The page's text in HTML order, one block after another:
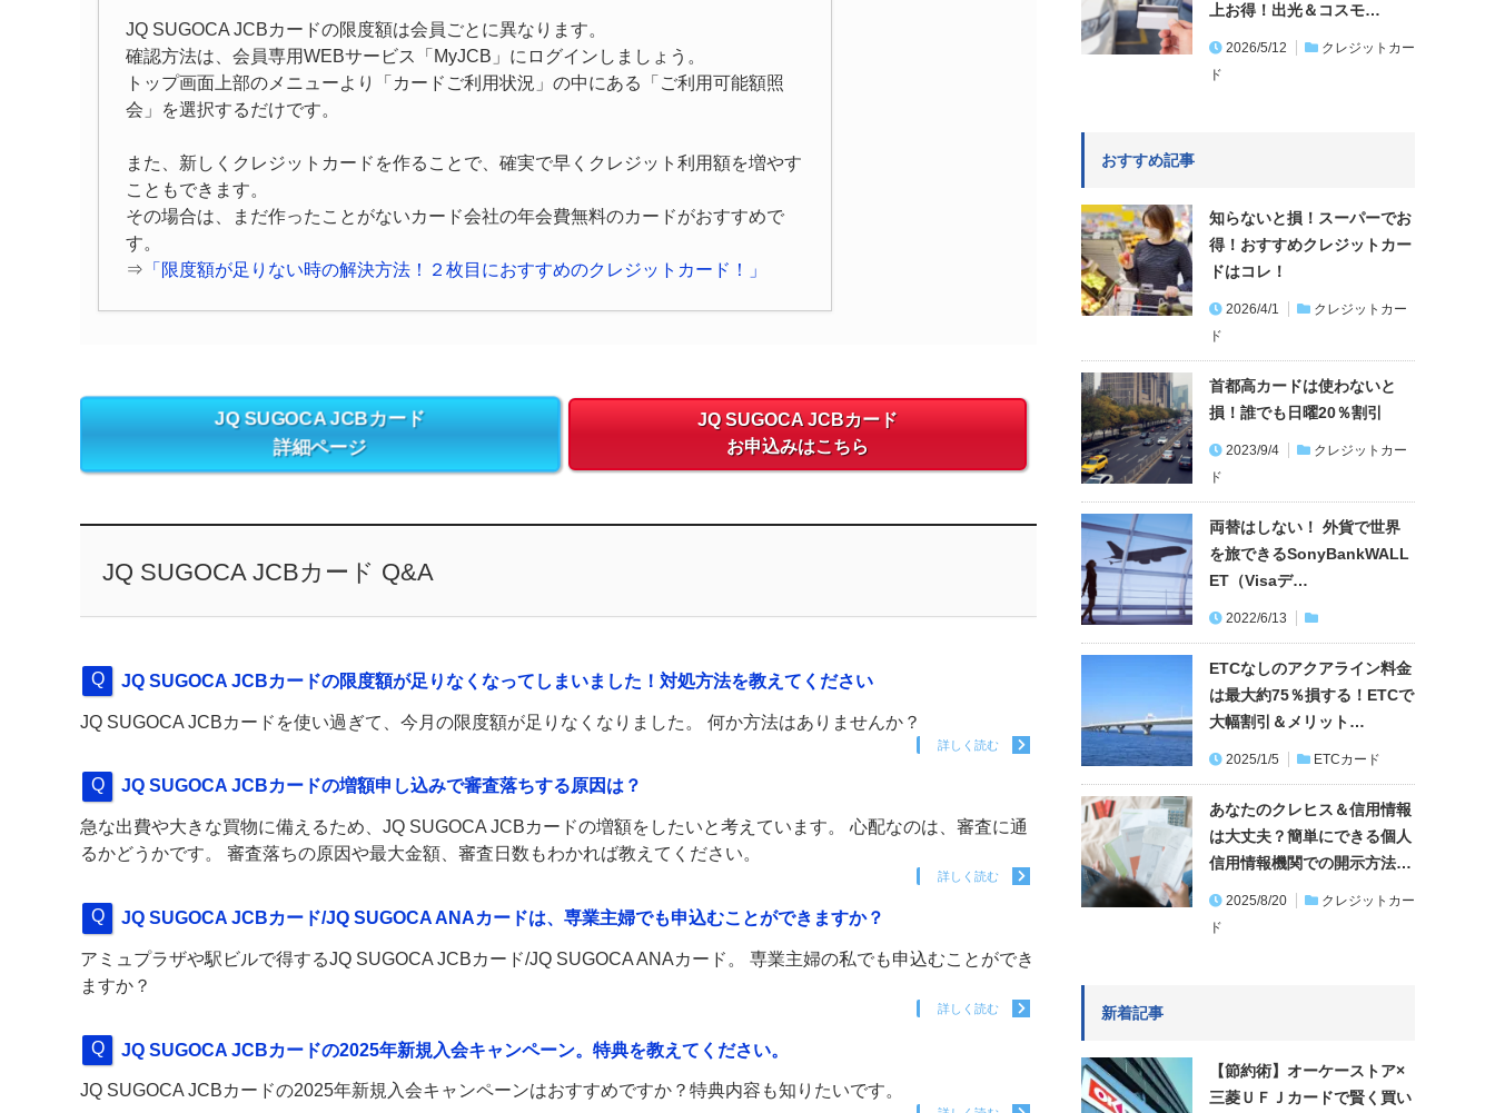
JQ SUGOCA JCBカードの限度額は会員ごとに異なります。
確認方法は、会員専用WEBサービス「MyJCB」にログインしましょう。
トップ画面上部のメニューより「カードご利用状況」の中にある「ご利用可能額照
会」を選択するだけです。
また、新しくクレジットカードを作ることで、確実で早くクレジット利用額を増やす
こともできます。
その場合は、まだ作ったことがないカード会社の年会費無料のカードがおすすめで
す。
⇒ 「限度額が足りない時の解決方法！２枚目におすすめのクレジットカード！」
JQ SUGOCA JCBカード
詳細ページ
JQ SUGOCA JCBカード
お申込みはこちら
JQ SUGOCA JCBカード Q&A
JQ SUGOCA JCBカードの限度額が足りなくなってしまいました！対処方法を教えてください
JQ SUGOCA JCBカードを使い過ぎて、今月の限度額が足りなくなりました。 何か方法はありませんか？
詳しく読む
JQ SUGOCA JCBカードの増額申し込みで審査落ちする原因は？
急な出費や大きな買物に備えるため、JQ SUGOCA JCBカードの増額をしたいと考えています。 心配なのは、審査に通
るかどうかです。 審査落ちの原因や最大金額、審査日数もわかれば教えてください。
詳しく読む
JQ SUGOCA JCBカード/JQ SUGOCA ANAカードは、専業主婦でも申込むことができますか？
アミュプラザや駅ビルで得するJQ SUGOCA JCBカード/JQ SUGOCA ANAカード。 専業主婦の私でも申込むことができ
ますか？
詳しく読む
JQ SUGOCA JCBカードの2025年新規入会キャンペーン。特典を教えてください。
JQ SUGOCA JCBカードの2025年新規入会キャンペーンはおすすめですか？特典内容も知りたいです。
上お得！出光＆コスモ…
2026/5/12
クレジットカー
ド
おすすめ記事
知らないと損！スーパーでお
得！おすすめクレジットカー
ドはコレ！
2026/4/1
クレジットカー
ド
首都高カードは使わないと
損！誰でも日曜20％割引
2023/9/4
クレジットカー
ド
両替はしない！ 外貨で世界
を旅できるSonyBankWALL
ET（Visaデ…
2022/6/13
ETCなしのアクアライン料金
は最大約75％損する！ETCで
大幅割引＆メリット…
2025/1/5 ETCカード
あなたのクレヒス＆信用情報
は大丈夫？簡単にできる個人
信用情報機関での開示方法…
2025/8/20
クレジットカー
ド
新着記事
【節約術】オーケーストア×
三菱ＵＦＪカードで賢く買い